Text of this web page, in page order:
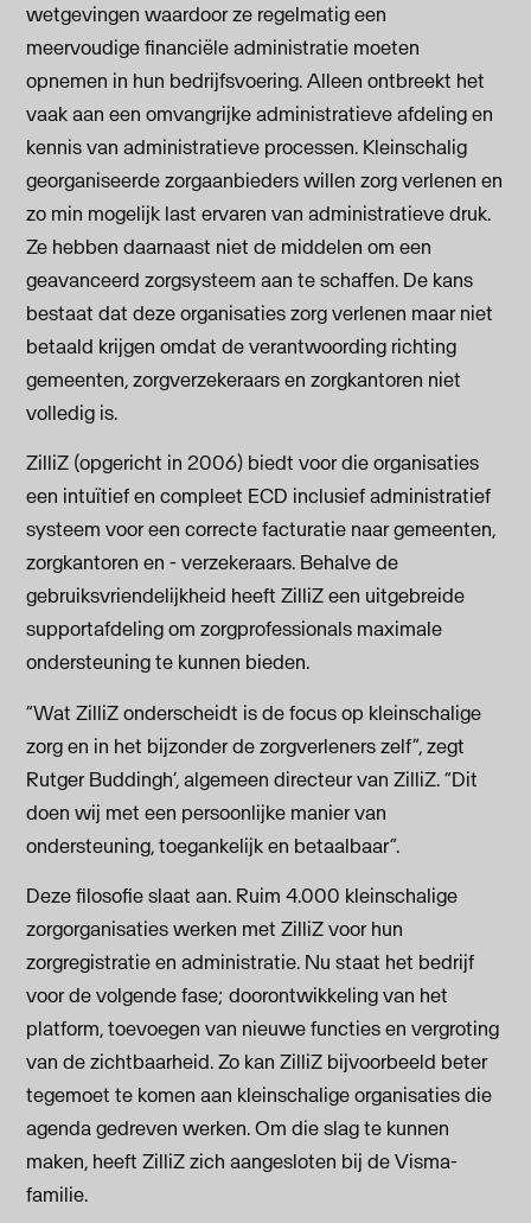
wetgevingen waardoor ze regelmatig een
meervoudige financiële administratie moeten
opnemen in hun bedrijfsvoering. Alleen ontbreekt het
vaak aan een omvangrijke administratieve afdeling en
kennis van administratieve processen. Kleinschalig
georganiseerde zorgaanbieders willen zorg verlenen en
zo min mogelijk last ervaren van administratieve druk.
Ze hebben daarnaast niet de middelen om een
geavanceerd zorgsysteem aan te schaffen. De kans
bestaat dat deze organisaties zorg verlenen maar niet
betaald krijgen omdat de verantwoording richting
gemeenten, zorgverzekeraars en zorgkantoren niet
volledig is.
ZilliZ (opgericht in 2006) biedt voor die organisaties
een intuïtief en compleet ECD inclusief administratief
systeem voor een correcte facturatie naar gemeenten,
zorgkantoren en - verzekeraars. Behalve de
gebruiksvriendelijkheid heeft ZilliZ een uitgebreide
supportafdeling om zorgprofessionals maximale
ondersteuning te kunnen bieden.
“Wat ZilliZ onderscheidt is de focus op kleinschalige
zorg en in het bijzonder de zorgverleners zelf”, zegt
Rutger Buddingh’, algemeen directeur van ZilliZ. “Dit
doen wij met een persoonlijke manier van
ondersteuning, toegankelijk en betaalbaar”.
Deze filosofie slaat aan. Ruim 4.000 kleinschalige
zorgorganisaties werken met ZilliZ voor hun
zorgregistratie en administratie. Nu staat het bedrijf
voor de volgende fase; doorontwikkeling van het
platform, toevoegen van nieuwe functies en vergroting
van de zichtbaarheid. Zo kan ZilliZ bijvoorbeeld beter
tegemoet te komen aan kleinschalige organisaties die
agenda gedreven werken. Om die slag te kunnen
maken, heeft ZilliZ zich aangesloten bij de Visma-
familie.